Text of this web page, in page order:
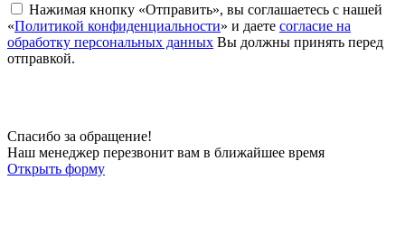
Нажимая кнопку «Отправить», вы соглашаетесь с нашей
«Политикой конфиденциальности» и даете согласие на
обработку персональных данных Вы должны принять перед
отправкой.
Спасибо за обращение!
Наш менеджер перезвонит вам в ближайшее время
Открыть форму